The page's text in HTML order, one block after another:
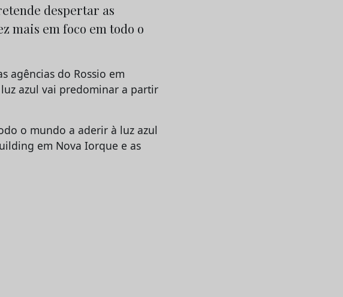
despertar as
mais em foco em todo o
agências do Rossio em
azul vai predominar a partir
o mundo a aderir à luz azul
em Nova Iorque e as